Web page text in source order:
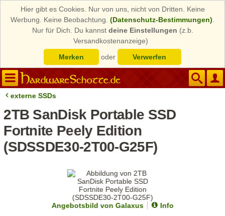
Hier gibt es Cookies. Nur von uns, nicht von Dritten. Keine
Werbung. Keine Beobachtung. (Datenschutz-Bestimmungen)
Nur für Dich. Du kannst deine Einstellungen (z.b.
Versandkostenanzeige)
Merken
oder Verwerfen
externe SSDs
2TB SanDisk Portable SSD
Fortnite Peely Edition
(SDSSDE30-2T00-G25F)
Angebotsbild von Galaxus
Info